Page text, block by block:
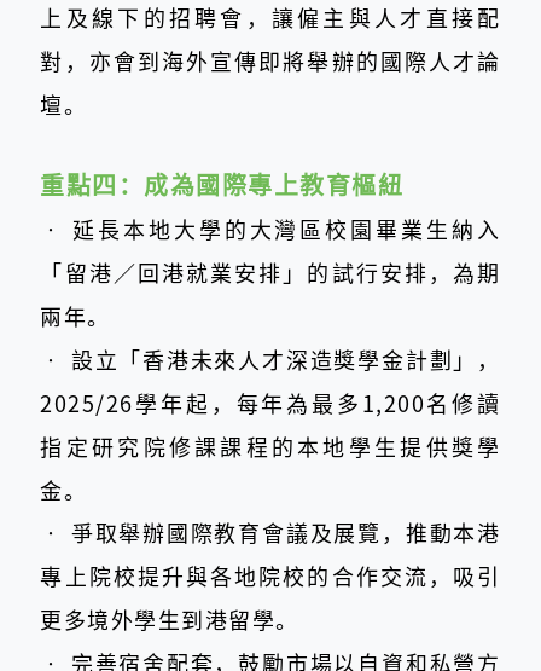
上及線下的招聘會，讓僱主與人才直接配
對，亦會到海外宣傳即將舉辦的國際人才論
壇。
重點四： 成為國際專上教育樞紐
‧ 延長本地大學的大灣區校園畢業生納入
「留港／回港就業安排」的試行安排，為期
兩年。
‧ 設立「香港未來人才深造獎學金計劃」，
2025/26學年起，每年為最多1,200名修讀
指定研究院修課課程的本地學生提供獎學
金。
‧ 爭取舉辦國際教育會議及展覽，推動本港
專上院校提升與各地院校的合作交流，吸引
更多境外學生到港留學。
‧ 完善宿舍配套，鼓勵市場以自資和私營方